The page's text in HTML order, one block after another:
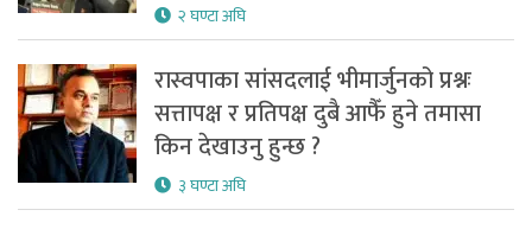
२ घण्टा अघि
रास्वपाका सांसदलाई भीमार्जुनको प्रश्नः
सत्तापक्ष र प्रतिपक्ष दुबै आफैँ हुने तमासा
किन देखाउनु हुन्छ ?
३ घण्टा अघि